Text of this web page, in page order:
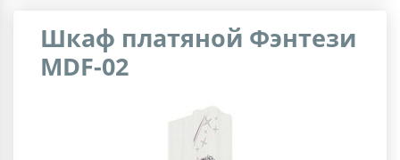
Шкаф платяной Фэнтези
MDF-02